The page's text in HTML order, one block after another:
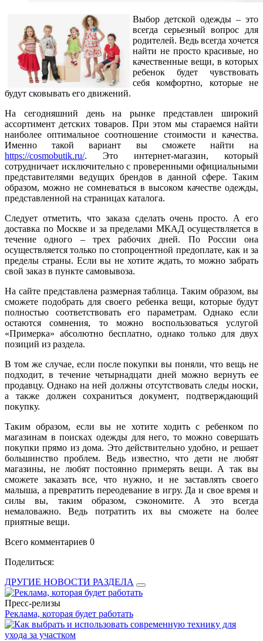
Выбор детской одежды – это
всегда серьезный вопрос для
родителей. Ведь всегда хочется
найти не просто красивые, но
качественные вещи, в которых
ребенок будет чувствовать
себя комфортно, которые не
будут сковывать его движений.
На сегодняшний день на рынке представлен широкий
ассортимент детских товаров. При этом мы стараемся найти
наиболее оптимальное соотношение стоимости и качества.
Именно такой вариант вы сможете найти на
https://cosmobutik.ru/. Это интернет-магазин, который
сотрудничает исключительно с проверенными официальными
представителями ведущих брендов в данной сфере. Таким
образом, можно не сомневаться в высоком качестве одежды,
представленной на страницах каталога.
Следует отметить, что заказа сделать очень просто. А его
доставка по Москве и за пределами МКАД осуществляется в
течение одного – трех рабочих дней. По России она
осуществляется только по стопроцентной предоплате, как и за
пределы страны. Если вы не хотите ждать, то можно забрать
свой заказ в пункте самовывоза.
На сайте представлена размерная таблица. Таким образом, вы
сможете подобрать для своего ребенка вещи, которые будут
полностью соответствовать его параметрам. Однако если
остаются сомнения, то можно воспользоваться услугой
«Примерка» абсолютно бесплатно, однако только для двух
позиций из раздела.
В том же случае, если после покупки вы поняли, что вещь не
подходит, в течение четырнадцати дней можно вернуть ее
продавцу. Однако на ней должны отсутствовать следы носки,
а также должен сохраниться документ, подтверждающий
покупку.
Таким образом, если вы не хотите ходить с ребенком по
магазинам в поисках одежды для него, то можно совершать
покупки прямо из дома. Это действительно удобно, и решает
большинство проблем. Ведь известно, что дети не любят
магазины, не любят постоянно примерять вещи. А так вы
сможете заказать все, что нужно, и не заставлять своего
малыша, а превратить переодевание в игру. Да и свое время и
силы вы, таким образом, сэкономите. А это всегда
немаловажно. Ведь потратить их вы сможете на более
приятные вещи.
Всего комментариев 0
Поделиться:
ДРУГИЕ НОВОСТИ РАЗДЕЛА
Пресс-релизы
Реклама, которая будет работать